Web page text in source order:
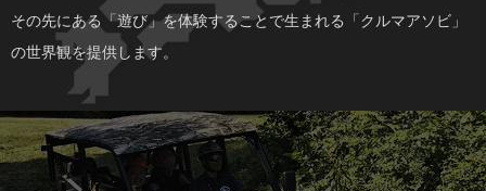
その先にある「遊び」を体験することで生まれる「クルマアソビ」
の世界観を提供します。